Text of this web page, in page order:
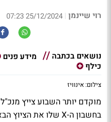
רוי שיינמן |
25/12/2024 07:23
נושאים בכתבה מידע פנים
כילף
צילום: אינוויז
מוקדם יותר השבוע צייץ מנכ"ל
בחשבון ה-X שלו את הציוץ הבא: